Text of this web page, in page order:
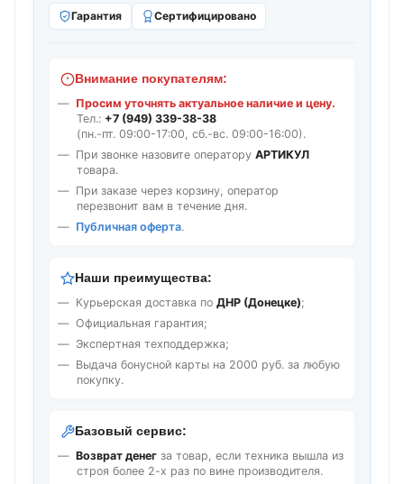
Гарантия Сертифицировано
Внимание покупателям:
Просим уточнять актуальное наличие и цену.
Тел.: +7 (949) 339-38-38
(пн.-пт. 09:00-17:00, сб.-вс. 09:00-16:00).
При звонке назовите оператору АРТИКУЛ
товара.
При заказе через корзину, оператор
перезвонит вам в течение дня.
Публичная оферта.
Наши преимущества:
Курьерская доставка по ДНР (Донецке);
Официальная гарантия;
Экспертная техподдержка;
Выдача бонусной карты на 2000 руб. за любую
покупку.
Базовый сервис:
Возврат денег за товар, если техника вышла из
строя более 2-х раз по вине производителя.